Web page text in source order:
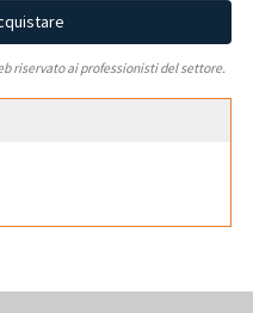
riservato ai professionisti del settore.